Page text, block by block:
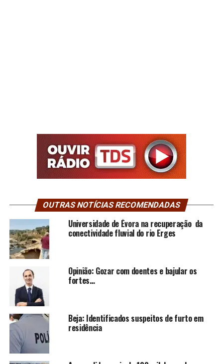
OUTRAS NOTÍCIAS RECOMENDADAS
Universidade de Évora na recuperação da
conectividade fluvial do rio Erges
Opinião: Gozar com doentes e bajular os
fortes…
Beja: Identificados suspeitos de furto em
residência